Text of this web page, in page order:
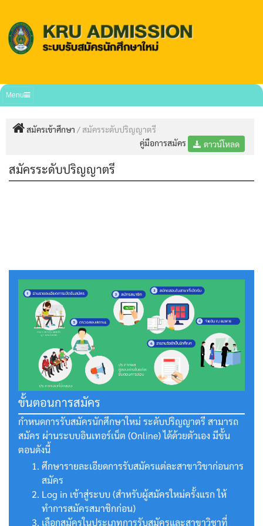
Menu
สมัครเข้าศึกษา /สมัครระดับปริญญาตรี
คู่มือการสมัคร
ดาวน์โหลด
สมัครระดับปริญญาตรี
ขั้นตอนการสมัคร
กำหนดการรับสมัครนักศึกษาใหม่ ระดับปริญญาตรี สามารถ
สมัคร ผ่านระบบอินเทอร์เน็ต (Online) ได้ด้วยตัวเอง มีขั้น
ตอนดังนี้
ศึกษารายละเอียดการรับสมัครแต่ละสาขาวิขาก่อนการ
สมัคร
Log in เข้าสู่ระบบ (สำหรับผู้สมัครใหม่ครั้งแรก ให้
ทำการสมัครสมาชิกก่อน)
เลือกสมัครในประเภทการรับสมัครและสาขาวิชาที่